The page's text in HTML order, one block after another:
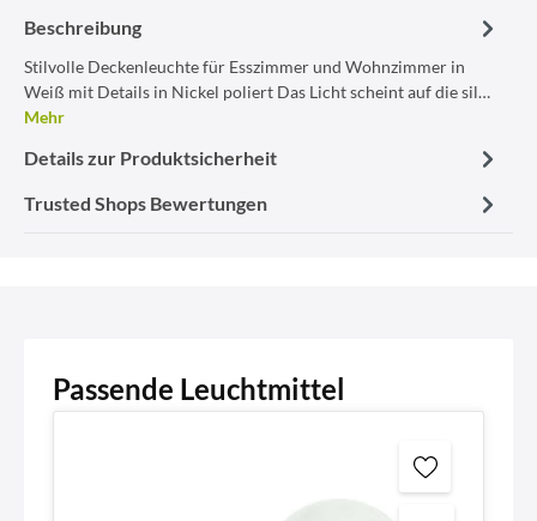
Beschreibung
Stilvolle Deckenleuchte für Esszimmer und Wohnzimmer in
Weiß mit Details in Nickel poliert Das Licht scheint auf die sil…
Mehr
Details zur Produktsicherheit
Trusted Shops Bewertungen
Passende Leuchtmittel